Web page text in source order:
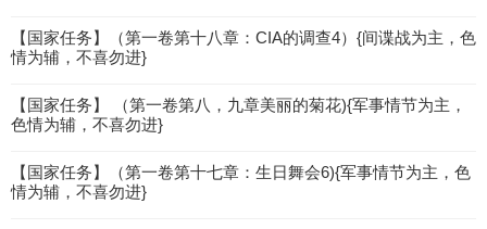
【国家任务】（第一卷第十八章：CIA的调查4）{间谍战为主，色
情为辅，不喜勿进}
【国家任务】 （第一卷第八，九章美丽的菊花){军事情节为主，
色情为辅，不喜勿进}
【国家任务】（第一卷第十七章：生日舞会6){军事情节为主，色
情为辅，不喜勿进}